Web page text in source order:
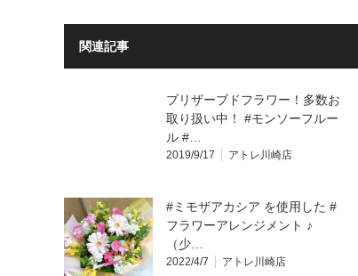
関連記事
プリザーブドフラワー！多数お
取り扱い中！ #モンソーフルー
ル #…
2019/9/17 アトレ川崎店
#ミモザアカシア を使用した #
フラワーアレンジメント ♪
（少…
2022/4/7 アトレ川崎店